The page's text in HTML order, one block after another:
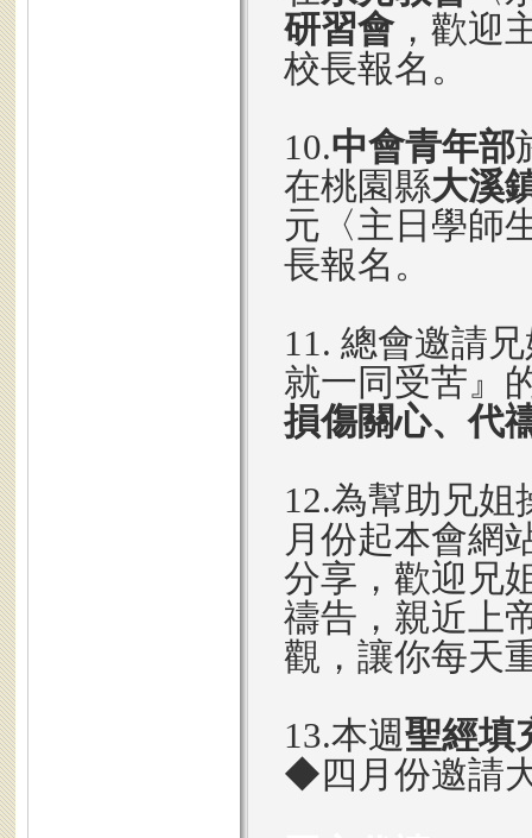
研習會，歡迎
校長報名。
10.中會青年部
在桃園縣大溪
元〈主日學師
長報名。
11. 總會邀請
就一同受苦』
損傷關心、代
12.為幫助兄姐
月份起本會網
分享，歡迎兄
禱告，親近上
觀，讓你每天
13.本週聖經填
◆ 四月份邀請